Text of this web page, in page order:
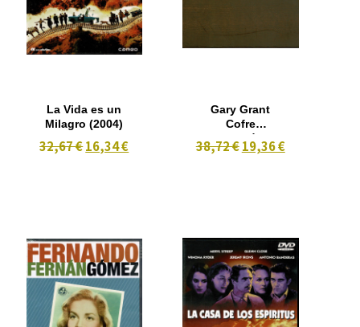
La Vida es un
Milagro (2004)
32,67 €16,34 €
Gary Grant
Cofre
DVD
38,72 € 19,36 €